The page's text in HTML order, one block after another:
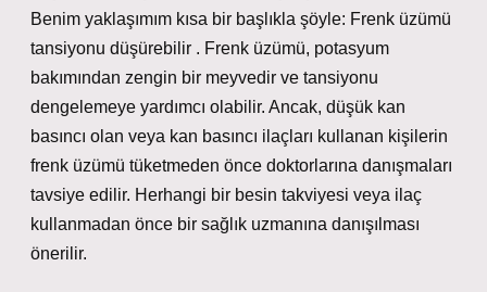
Benim yaklaşımım kısa bir başlıkla şöyle: Frenk üzümü
tansiyonu düşürebilir . Frenk üzümü, potasyum
bakımından zengin bir meyvedir ve tansiyonu
dengelemeye yardımcı olabilir. Ancak, düşük kan
basıncı olan veya kan basıncı ilaçları kullanan kişilerin
frenk üzümü tüketmeden önce doktorlarına danışmaları
tavsiye edilir. Herhangi bir besin takviyesi veya ilaç
kullanmadan önce bir sağlık uzmanına danışılması
önerilir.